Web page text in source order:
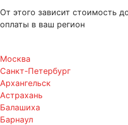
От этого зависит стоимость
оплаты в ваш регион
Москва
Санкт-Петербург
Архангельск
Астрахань
Балашиха
Барнаул